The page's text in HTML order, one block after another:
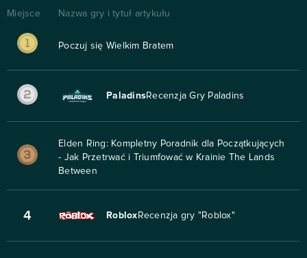
Miejsce Nazwa gry i tytuł artykułu
Poczuj się Wielkim Bratem
PaladinsRecenzja Gry Paladins
Elden Ring: Kompletny Poradnik dla Początkujących
- Jak Przetrwać i Triumfować w Krainie The Lands
Between
4 Roblox Recenzja gry "Roblox"